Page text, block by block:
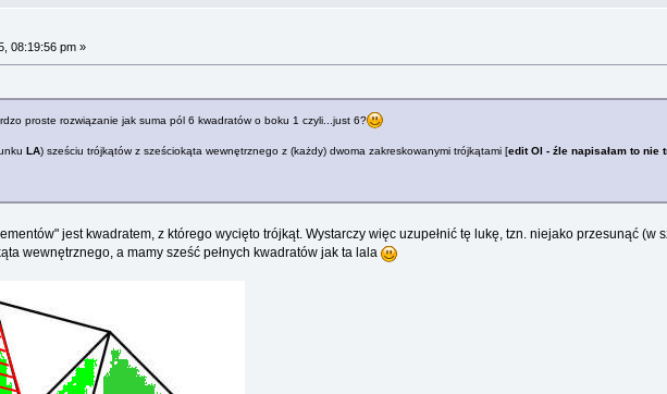
08:19:56 pm »
proste rozwiązanie jak suma pól 6 kwadratów o boku 1 czyli...just 6?
LA) sześciu trójkątów z sześciokąta wewnętrznego z (każdy) dwoma zakreskowanymi trójkątami [edit Ol - źle napisałam to
jest kwadratem, z którego wycięto trójkąt. Wystarczy więc uzupełnić tę lukę, tzn. niejako przesunąć (w
wewnętrznego, a mamy sześć pełnych kwadratów jak ta lala